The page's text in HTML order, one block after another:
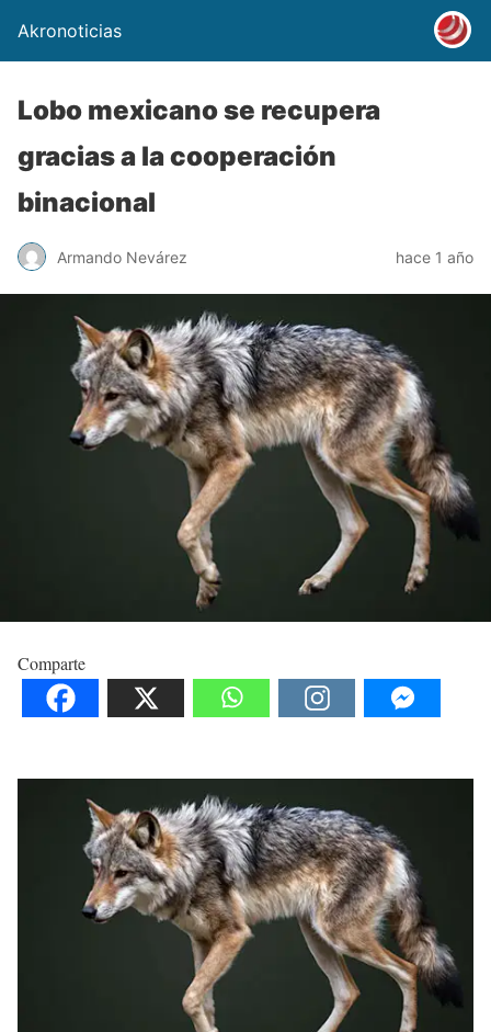
Akronoticias
Lobo mexicano se recupera
gracias a la cooperación
binacional
Armando Nevárez hace 1 año
Comparte